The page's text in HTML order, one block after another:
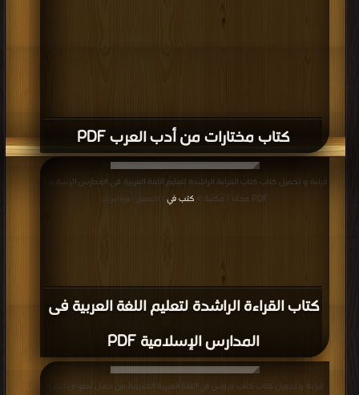
كتاب مختارات من أدب العرب PDF
كتاب القراءة الراشدة لتعليم اللغة العربية فى
المدارس الإسلامية PDF
قراءة و تحميل كتاب كتاب القراءة الراشدة لتعليم اللغة العربية فى المدارس الإسلامية
PDF مجانا | مكتبة >
كتب في | التحميل : مرة/مرات
قراءة و تحميل كتاب كتاب دروس في اللغة العبرية القديمة من خلال نصوص التوراة